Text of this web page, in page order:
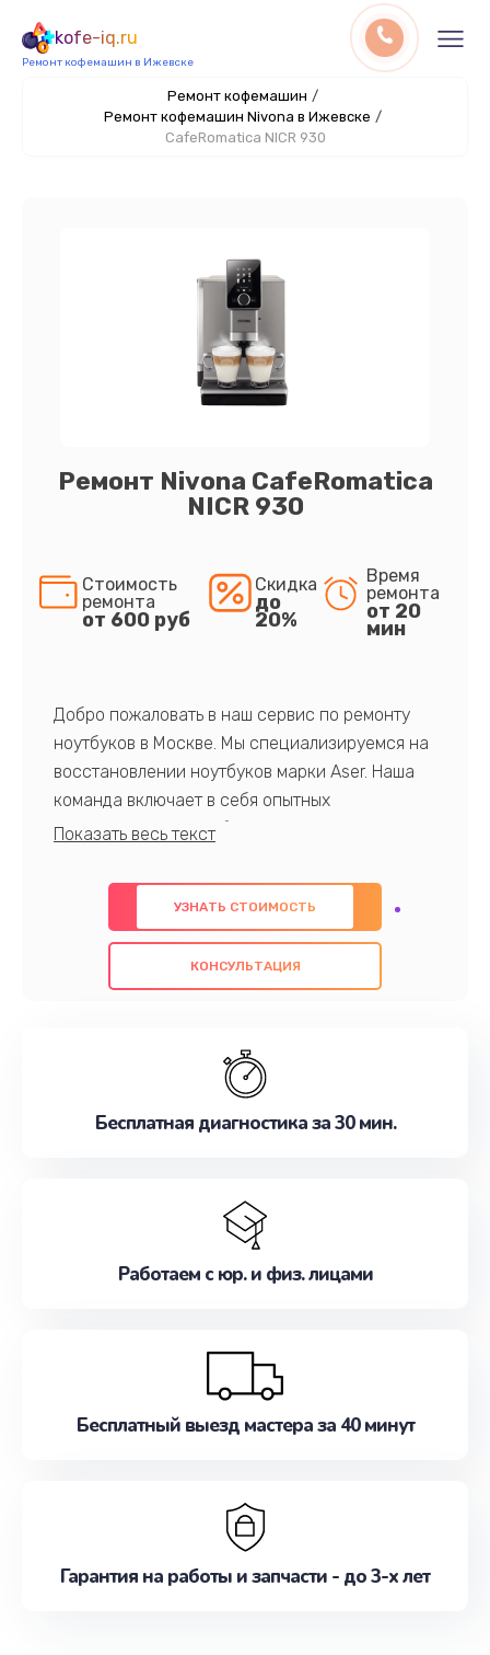
kofe-iq.ru
Ремонт кофемашин в Ижевске
Ремонт кофемашин /
Ремонт кофемашин Nivona в Ижевске /
CafeRomatica NICR 930
Ремонт Nivona CafeRomatica
NICR 930
Стоимость
ремонта
от 600 руб
Скидка
до
20%
Время
ремонта
от 20
мин
Добро пожаловать в наш сервис по ремонту
ноутбуков в Москве. Мы специализируемся на
восстановлении ноутбуков марки Aser. Наша
команда включает в себя опытных
профессионалов с обширными знаниями и
предлагаем быстрый и качественный ремонт с
использованием оригинальных компонентов, а
также гарантируем качество всех
проведенных работ. Наша цель - предоставить
наилучшим образом. Не медлите записаться на
УЗНАТЬ СТОИМОСТЬ
КОНСУЛЬТАЦИЯ
Бесплатная диагностика за 30 мин.
Работаем с юр. и физ. лицами
Бесплатный выезд мастера за 40 минут
Гарантия на работы и запчасти - до 3-х лет